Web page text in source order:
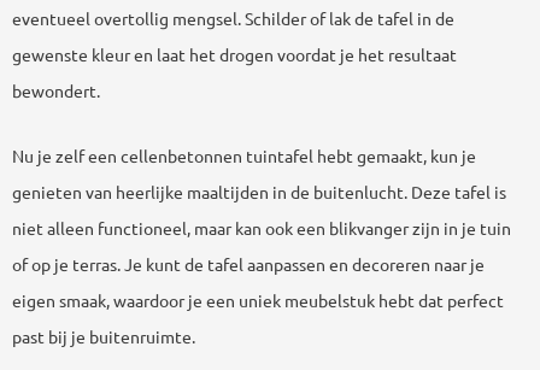
eventueel overtollig mengsel. Schilder of lak de tafel in de
gewenste kleur en laat het drogen voordat je het resultaat
bewondert.
Nu je zelf een cellenbetonnen tuintafel hebt gemaakt, kun je
genieten van heerlijke maaltijden in de buitenlucht. Deze tafel is
niet alleen functioneel, maar kan ook een blikvanger zijn in je tuin
of op je terras. Je kunt de tafel aanpassen en decoreren naar je
eigen smaak, waardoor je een uniek meubelstuk hebt dat perfect
past bij je buitenruimte.